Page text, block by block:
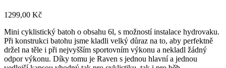
1299,00 Kč
Mini cyklistický batoh o obsahu 6l, s možností instalace hydrovaku.
Při konstrukci batohu jsme kladli velký důraz na to, aby perfektně
držel na těle i při nejvyšším sportovním výkonu a nekladl žádný
odpor výkonu. Díky tomu je Raven s jednou hlavní a jednou